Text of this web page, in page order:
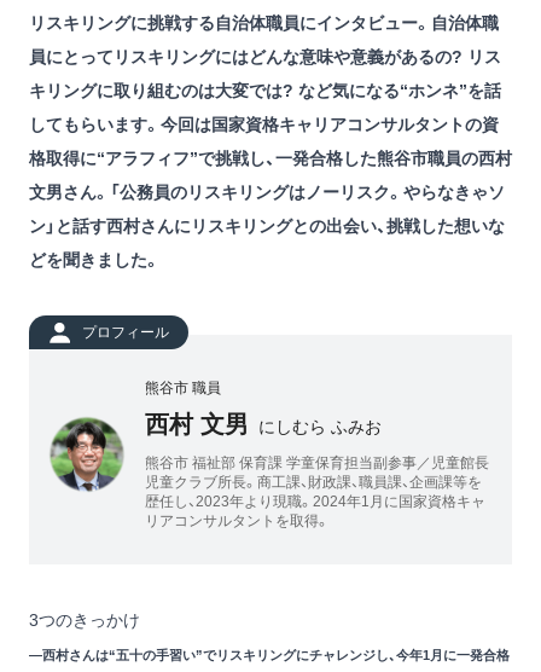
リスキリングに挑戦する自治体職員にインタビュー。自治体職
員にとってリスキリングにはどんな意味や意義があるの? リス
キリングに取り組むのは大変では? など気になる“ホンネ”を話
してもらいます。今回は国家資格キャリアコンサルタントの資
格取得に“アラフィフ”で挑戦し、一発合格した熊谷市職員の西村
文男さん。「公務員のリスキリングはノーリスク。やらなきゃソ
ン」と話す西村さんにリスキリングとの出会い、挑戦した想いな
どを聞きました。
プロフィール
熊谷市 職員
西村 文男 にしむら ふみお
熊谷市 福祉部 保育課 学童保育担当副参事／児童館長
児童クラブ所長。商工課、財政課、職員課、企画課等を
歴任し、2023年より現職。2024年1月に国家資格キャ
リアコンサルタントを取得。
3つのきっかけ
―西村さんは“五十の手習い”でリスキリングにチャレンジし、今年1月に一発合格